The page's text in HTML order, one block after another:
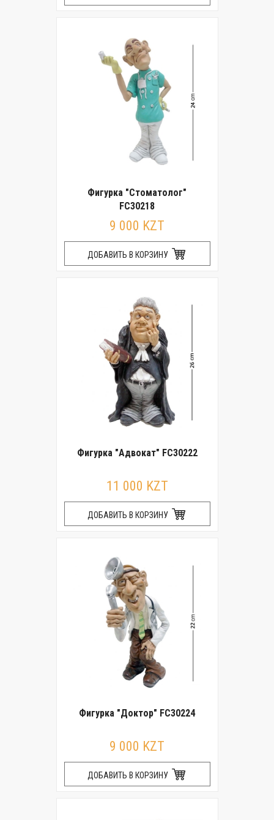
Фигурка "Стоматолог"
FC30218
9 000 KZT
ДОБАВИТЬ В КОРЗИНУ
Фигурка "Адвокат" FC30222
11 000 KZT
ДОБАВИТЬ В КОРЗИНУ
Фигурка "Доктор" FC30224
9 000 KZT
ДОБАВИТЬ В КОРЗИНУ